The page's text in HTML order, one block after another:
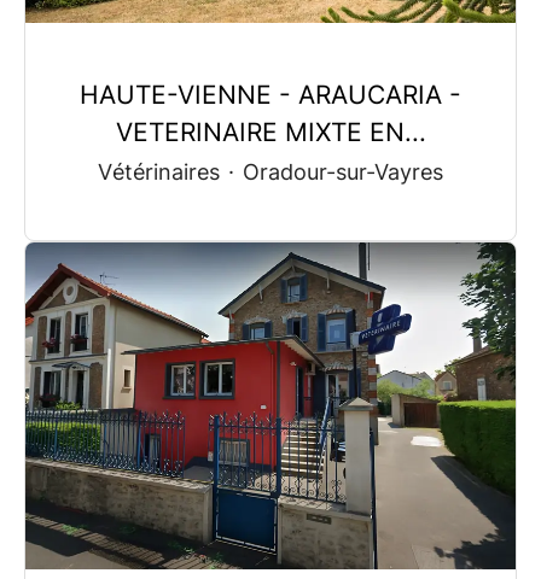
HAUTE-VIENNE - ARAUCARIA -
VETERINAIRE MIXTE EN...
Vétérinaires · Oradour-sur-Vayres